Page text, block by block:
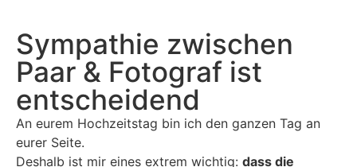
Sympathie zwischen
Paar & Fotograf ist
entscheidend
An eurem Hochzeitstag bin ich den ganzen Tag an
eurer Seite.
Deshalb ist mir eines extrem wichtig: dass die